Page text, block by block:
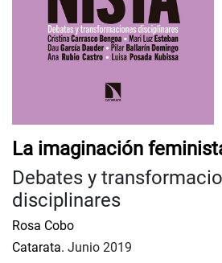
La imaginación
Debates y
disciplinares
Rosa Cobo
Catarata. Junio 2019